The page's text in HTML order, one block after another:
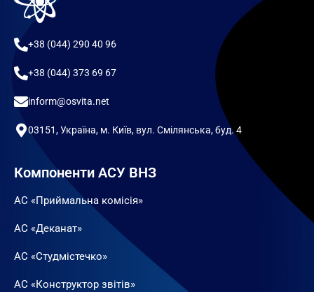
+38 (044) 290 40 96
+38 (044) 373 69 67
inform@osvita.net
03151, Україна, м. Київ, вул. Смілянська, буд. 4
Компоненти АСУ ВНЗ
АС «Приймальна комісія»
АС «Деканат»
АС «Студмістечко»
АС «Конструктор звітів»